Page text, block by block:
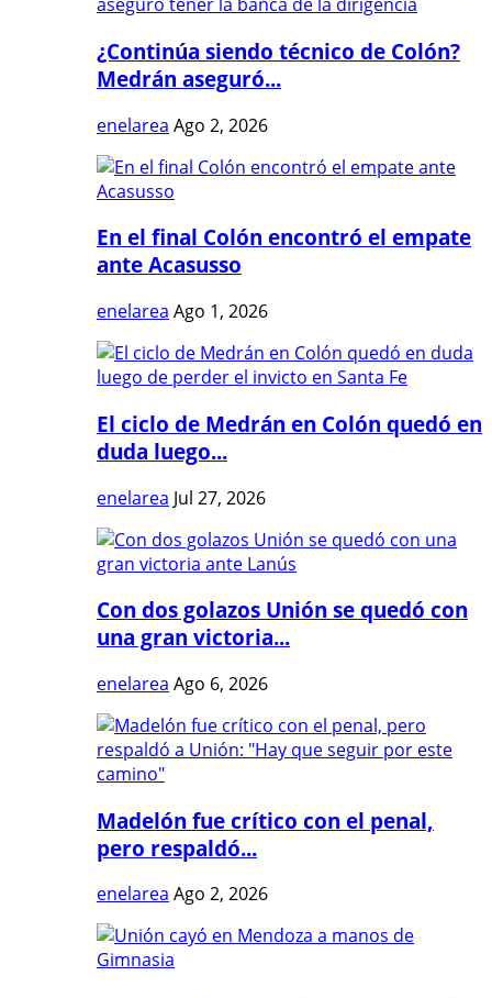
¿Continúa siendo técnico de Colón?
Medrán aseguró...
enelarea Ago 2, 2026
En el final Colón encontró el empate
ante Acasusso
enelarea Ago 1, 2026
El ciclo de Medrán en Colón quedó en
duda luego...
enelarea Jul 27, 2026
Con dos golazos Unión se quedó con
una gran victoria...
enelarea Ago 6, 2026
Madelón fue crítico con el penal,
pero respaldó...
enelarea Ago 2, 2026